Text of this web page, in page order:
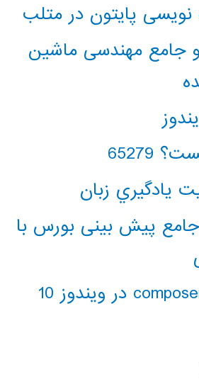
نویسی پایتون در متلب
جامع مهندسی ماشین
يادگيري زبان
پیش بینی بورس با